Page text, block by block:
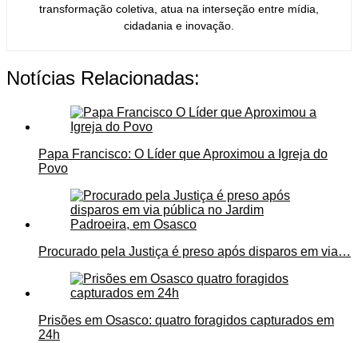
transformação coletiva, atua na interseção entre mídia,
cidadania e inovação.
Notícias Relacionadas:
Papa Francisco: O Líder que Aproximou a Igreja do
Povo
Procurado pela Justiça é preso após disparos em via…
Prisões em Osasco: quatro foragidos capturados em
24h